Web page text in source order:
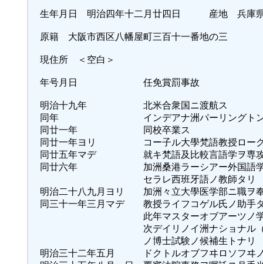
生年月日 明治四年十二月廿四日 産地 兵庫県
原籍 大阪市西区八幡屋町三百十一番地の三
現住所 ＜空白＞
年号月日 任免賞罰
明治十九年 北米合衆国ニ渡航ス
同年 インデアナ洲パーリングトン市ハ
同廿一年 同校卒業ス
同廿一年ヨリ コー子ル大學梵語教授ローク
同廿五年マデ 就キ梵語及比較言語学ヲ専
同廿六年 加洲桑港ラーシアー外国語学
セラレ西班牙語ノ教師タリ
明治二十八九月ヨリ 加洲々立大學医学部ニ職ヲ
同三十一年三月マデ 教授ライフコゲル氏ノ助手
此年マスターオブアーツノ学位
次デイリノイ洲ナショナル（シ
ノ博士試験ノ候補生トナリ
明治三十二年五月 ドクトルオブフヰロソフヰノ